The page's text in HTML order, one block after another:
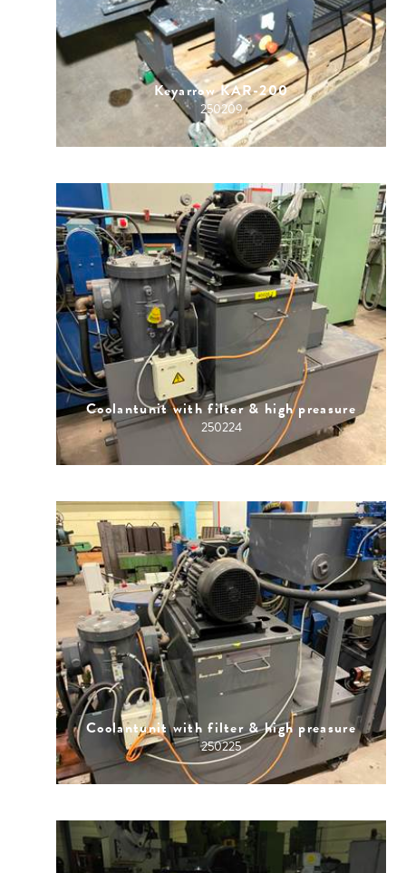
Keyarrow KAR-200
250209
Coolantunit with filter & high preasure
250224
Coolantunit with filter & high preasure
250225